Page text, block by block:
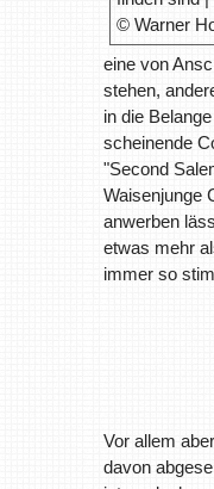
© Warner
eine von
stehen,
in die
scheinende
"Second
Waisenjunge
anwerben
etwas mehr
immer so
Vor allem
davon